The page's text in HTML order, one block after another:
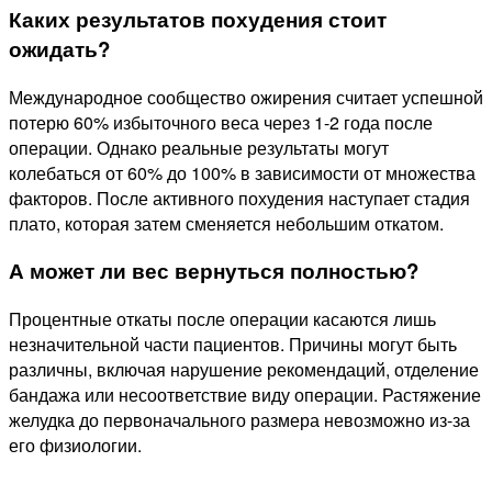
Каких результатов похудения стоит
ожидать?
Международное сообщество ожирения считает успешной
потерю 60% избыточного веса через 1-2 года после
операции. Однако реальные результаты могут
колебаться от 60% до 100% в зависимости от множества
факторов. После активного похудения наступает стадия
плато, которая затем сменяется небольшим откатом.
А может ли вес вернуться полностью?
Процентные откаты после операции касаются лишь
незначительной части пациентов. Причины могут быть
различны, включая нарушение рекомендаций, отделение
бандажа или несоответствие виду операции. Растяжение
желудка до первоначального размера невозможно из-за
его физиологии.